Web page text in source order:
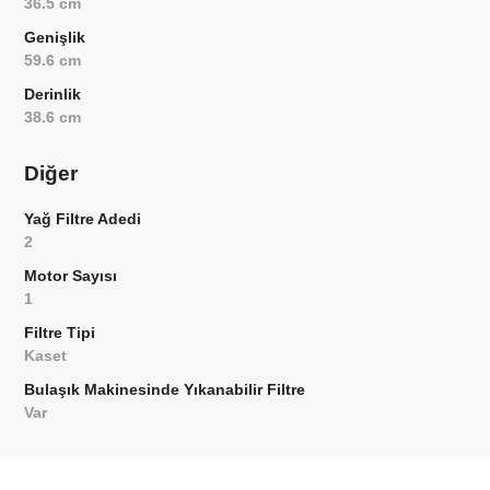
Genişlik
59.6 cm
Derinlik
38.6 cm
Diğer
Yağ Filtre Adedi
2
Motor Sayısı
1
Filtre Tipi
Kaset
Bulaşık Makinesinde Yıkanabilir Filtre
Var